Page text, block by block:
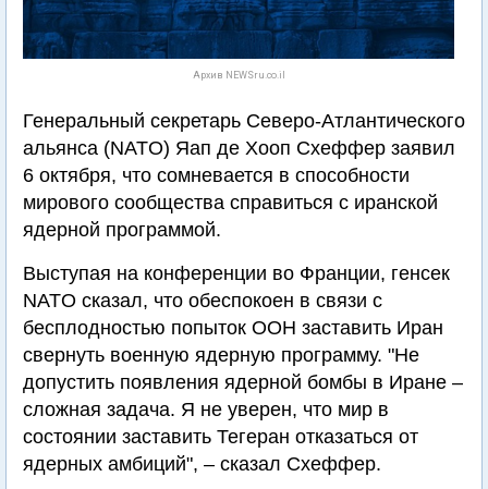
Архив NEWSru.co.il
Генеральный секретарь Северо-Атлантического
альянса (NATO) Яап де Хооп Схеффер заявил
6 октября, что сомневается в способности
мирового сообщества справиться с иранской
ядерной программой.
Выступая на конференции во Франции, генсек
NATO сказал, что обеспокоен в связи с
бесплодностью попыток ООН заставить Иран
свернуть военную ядерную программу. "Не
допустить появления ядерной бомбы в Иране –
сложная задача. Я не уверен, что мир в
состоянии заставить Тегеран отказаться от
ядерных амбиций", – сказал Схеффер.